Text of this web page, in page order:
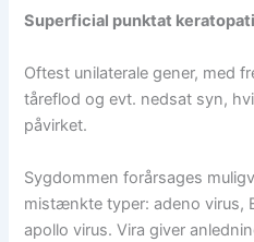
Superficial punktat
Oftest unilaterale gener, med
tåreflod og evt. nedsat syn,
påvirket.
Sygdommen forårsages
mistænkte typer: adeno virus,
apollo virus. Vira giver